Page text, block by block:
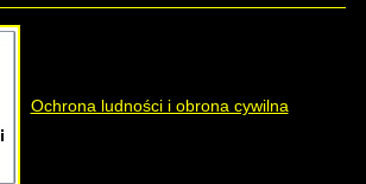
Ochrona ludności i obrona cywilna